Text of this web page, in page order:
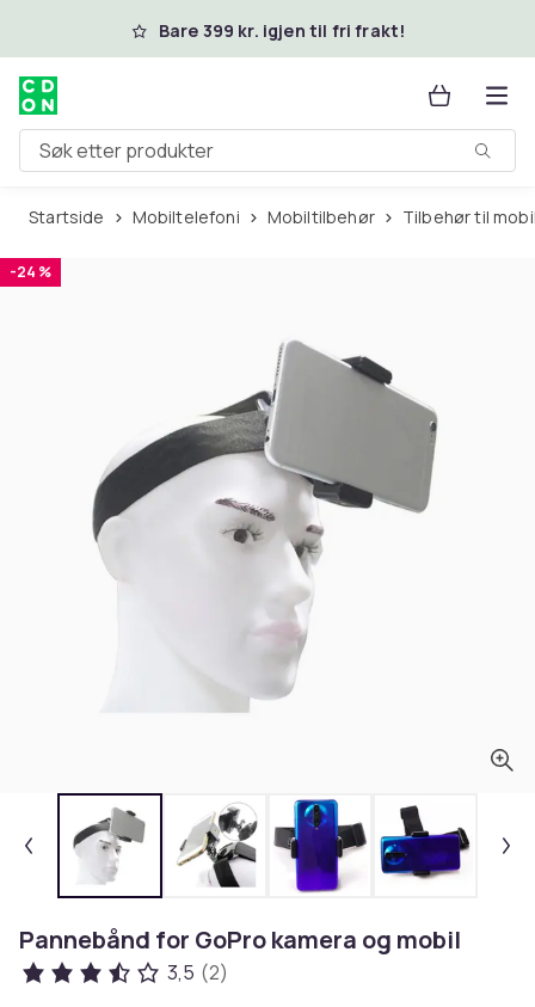
Hopp til hovedinnholdBare 399 kr. igjen til fri frakt!
Søk etter produkter
Startside Mobiltelefoni Mobiltilbehør Tilbehør til
-24 %
Pannebånd for GoPro kamera og mobil
3,5 (2)